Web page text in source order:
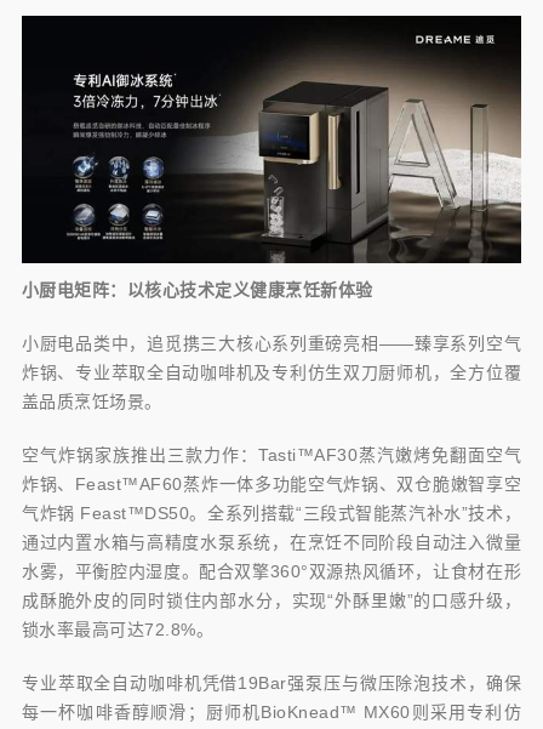
小厨电矩阵：以核心技术定义健康烹饪新体验
小厨电品类中，追觅携三大核心系列重磅亮相——臻享系列空气
炸锅、专业萃取全自动咖啡机及专利仿生双刀厨师机，全方位覆
盖品质烹饪场景。
空气炸锅家族推出三款力作：Tasti™AF30蒸汽嫩烤免翻面空气
炸锅、Feast™AF60蒸炸一体多功能空气炸锅、双仓脆嫩智享空
气炸锅 Feast™DS50。全系列搭载“三段式智能蒸汽补水”技术，
通过内置水箱与高精度水泵系统，在烹饪不同阶段自动注入微量
水雾，平衡腔内湿度。配合双擎360°双源热风循环，让食材在形
成酥脆外皮的同时锁住内部水分，实现“外酥里嫩”的口感升级，
锁水率最高可达72.8%。
专业萃取全自动咖啡机凭借19Bar强泵压与微压除泡技术，确保
每一杯咖啡香醇顺滑；厨师机BioKnead™ MX60则采用专利仿